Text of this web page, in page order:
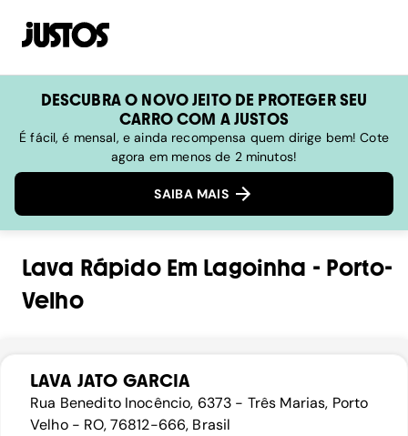
DESCUBRA O NOVO JEITO DE PROTEGER SEU
CARRO COM A JUSTOS
É fácil, é mensal, e ainda recompensa quem dirige bem! Cote
agora em menos de 2 minutos!
SAIBA MAIS
Lava RápidoEm Lagoinha - Porto-
Velho
LAVA JATO GARCIA
Rua Benedito Inocêncio, 6373 - Três Marias, Porto
Velho - RO, 76812-666, Brasil